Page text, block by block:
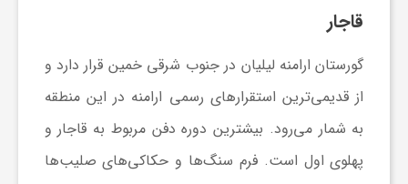
قاجار
گورستان ارامنه لیلیان در جنوب شرقی خمین قرار دارد و
از قدیمی‌ترین استقرارهای رسمی ارامنه در این منطقه
به شمار می‌رود. بیشترین دوره دفن مربوط به قاجار و
پهلوی اول است. فرم سنگ‌ها و حکاکی‌های صلیب‌ها